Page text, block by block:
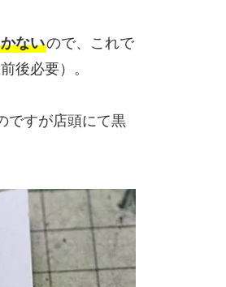
ないので、これで
後必要）。
ですが店頭にて黒